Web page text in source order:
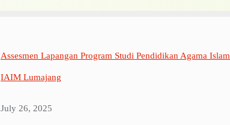
Assesmen Lapangan Program Studi Pendidikan Agama Islam
IAIM Lumajang
July 26, 2025